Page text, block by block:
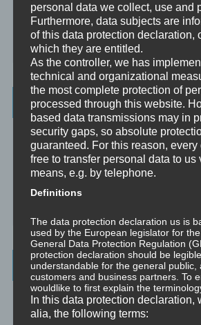
Ausbildung
Ausbildung ist die angepasste Vermittlung
und praktischen Fertigkeiten zu diesem
erfahrene Person an Klienten.
Wissenswertes
☞ Ablauf einer Beratung
☞ Vertraulichkeitserklärung
Wichtigste Seiten -
⇒ GrundlagenHier gibt es die grundlegenden
und Techniken rund um Meditation.
personal data we collect, use and
Furthermore, data subjects are
of this data protection declaration,
which they are entitled.
As the controller, we has
technical and organizational
the most complete protection of
processed through this website.
based data transmissions may in
security gaps, so absolute
guaranteed. For this reason,
free to transfer personal data to us
means, e.g. by telephone.
Definitions
The data protection declaration us is
used by the European legislator for
General Data Protection Regulation
protection declaration should be
understandable for the general public,
customers and business partners. To
wouldlike to first explain the
In this data protection declaration,
alia, the following terms: